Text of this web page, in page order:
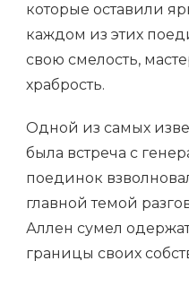
которые оставили
каждом из этих
свою смелость,
храбрость.
Одной из самых
была встреча с
поединок
главной темой
Аллен сумел
границы своих